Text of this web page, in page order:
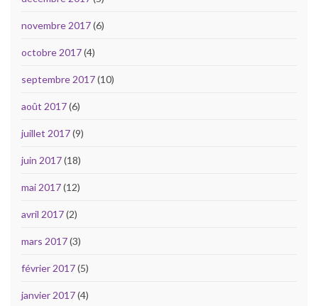
novembre 2017(6)
octobre 2017(4)
septembre 2017(10)
août 2017(6)
juillet 2017(9)
juin 2017(18)
mai 2017(12)
avril 2017(2)
mars 2017(3)
février 2017(5)
janvier 2017(4)